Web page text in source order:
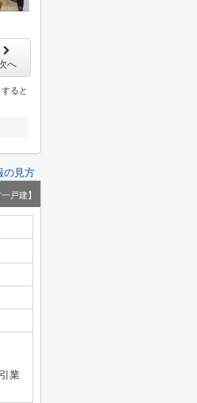
へ
ると
の見方
一戸建】
業